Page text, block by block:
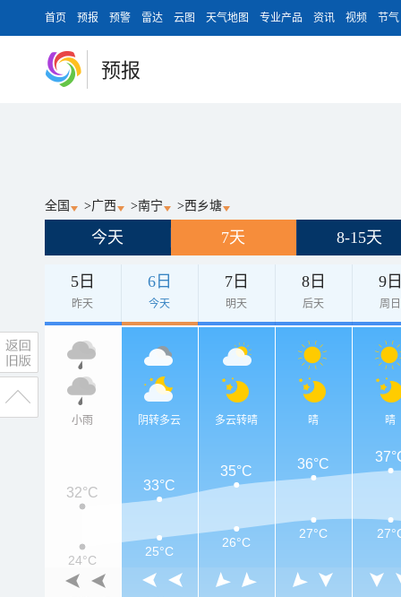
首页 预报 预警 雷达 云图 天气地图 专业产品 资讯 视频 节气
预报
全国 >广西 >南宁 >西乡塘
今天 7天 8-15天
5日
昨天
6日
今天
7日
明天
8日
后天
9
周日
小雨 阴转多云 多云转晴 晴 晴
32°C 33°C
35°C 36°C
24°C
25°C
26°C
27°C